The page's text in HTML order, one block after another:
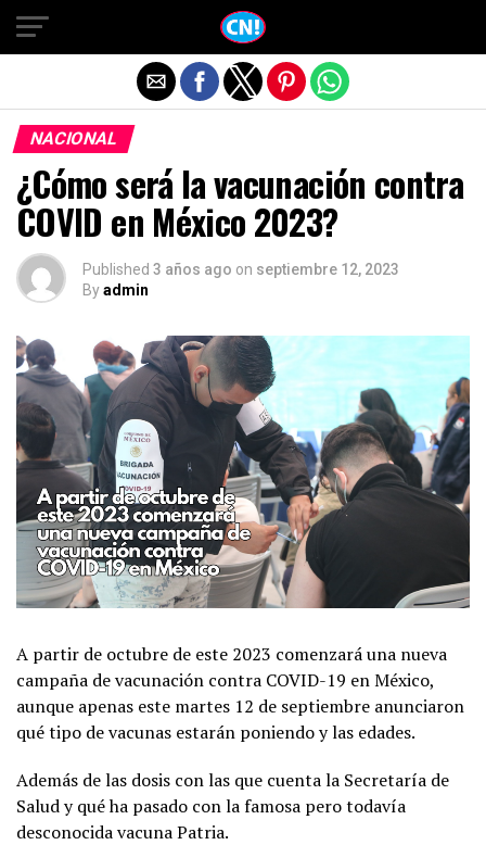
NACIONAL
¿Cómo será la vacunación contra
COVID en México 2023?
Published 3 años ago on septiembre 12, 2023
Byadmin
A partir de octubre de este 2023 comenzará una nueva
campaña de vacunación contra COVID-19 en México,
aunque apenas este martes 12 de septiembre anunciaron
qué tipo de vacunas estarán poniendo y las edades.
Además de las dosis con las que cuenta la Secretaría de
Salud y qué ha pasado con la famosa pero todavía
desconocida vacuna Patria.
Salir de la versión móvil